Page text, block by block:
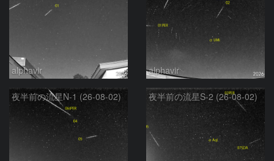
alphavir alphavir
夜半前の流星N-1 (26-08-02) 夜半前の流星S-2 (26-08-02)